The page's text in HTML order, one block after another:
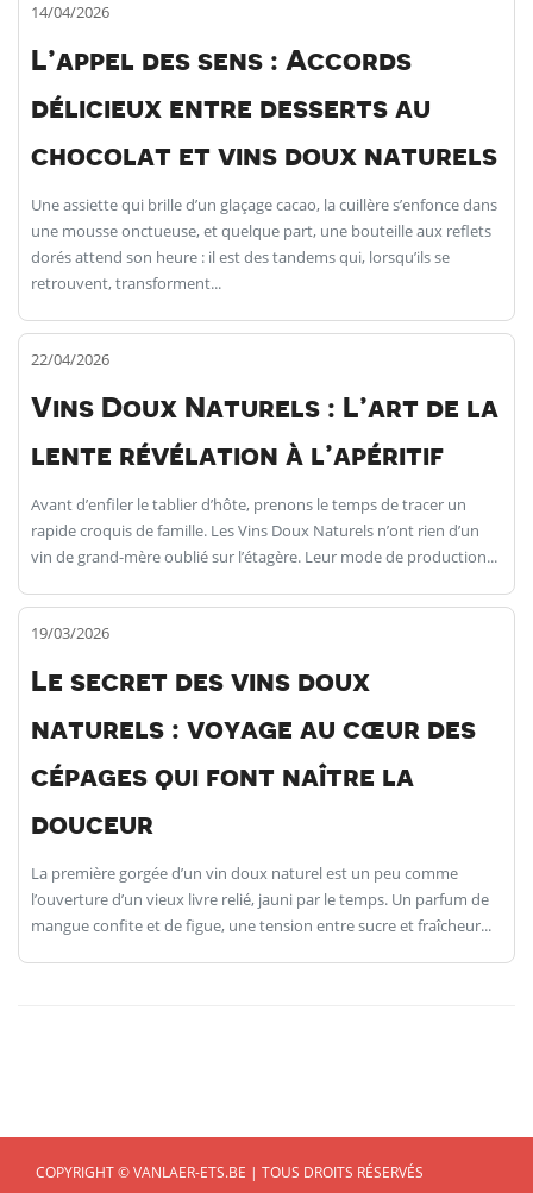
14/04/2026
L’appel des sens : Accords
délicieux entre desserts au
chocolat et vins doux naturels
Une assiette qui brille d’un glaçage cacao, la cuillère s’enfonce dans
une mousse onctueuse, et quelque part, une bouteille aux reflets
dorés attend son heure : il est des tandems qui, lorsqu’ils se
retrouvent, transforment...
22/04/2026
Vins Doux Naturels : L’art de la
lente révélation à l’apéritif
Avant d’enfiler le tablier d’hôte, prenons le temps de tracer un
rapide croquis de famille. Les Vins Doux Naturels n’ont rien d’un
vin de grand-mère oublié sur l’étagère. Leur mode de production...
19/03/2026
Le secret des vins doux
naturels : voyage au cœur des
cépages qui font naître la
douceur
La première gorgée d’un vin doux naturel est un peu comme
l’ouverture d’un vieux livre relié, jauni par le temps. Un parfum de
mangue confite et de figue, une tension entre sucre et fraîcheur...
COPYRIGHT © VANLAER-ETS.BE | TOUS DROITS RÉSERVÉS